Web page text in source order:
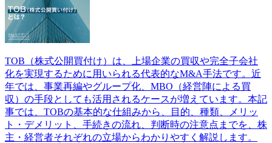
TOB（株式公開買付け）は、上場企業の買収や完全子会社
化を実現するために用いられる代表的なM&A手法です。近
年では、事業再編やグループ化、MBO（経営陣による買
収）の手段としても活用されるケースが増えています。本記
事では、TOBの基本的な仕組みから、目的、種類、メリッ
ト・デメリット、手続きの流れ、判断時の注意点までを、株
主・経営者それぞれの立場からわかりやすく解説します。